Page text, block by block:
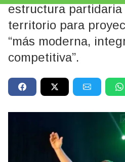
estructura
territorio para
“más moderna,
competitiva”.